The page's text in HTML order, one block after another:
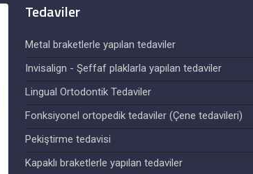
Tedaviler
Metal braketlerle yapılan tedaviler
Invisalign - Şeffaf plaklarla yapılan tedaviler
Lingual Ortodontik Tedaviler
Fonksiyonel ortopedik tedaviler (Çene tedavileri)
Pekiştirme tedavisi
Kapaklı braketlerle yapılan tedaviler